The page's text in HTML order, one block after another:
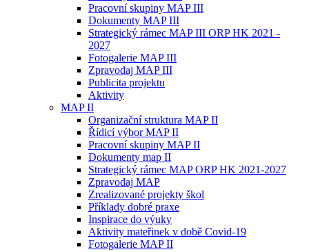
Pracovní skupiny MAP III
Dokumenty MAP III
Strategický rámec MAP III ORP HK 2021 -
2027
Fotogalerie MAP III
Zpravodaj MAP III
Publicita projektu
Aktivity
MAP II
Organizační struktura MAP II
Řídicí výbor MAP II
Pracovní skupiny MAP II
Dokumenty map II
Strategický rámec MAP ORP HK 2021-2027
Zpravodaj MAP
Zrealizované projekty škol
Příklady dobré praxe
Inspirace do výuky
Aktivity mateřinek v době Covid-19
Fotogalerie MAP II